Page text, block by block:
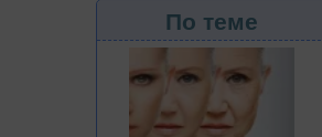
По теме